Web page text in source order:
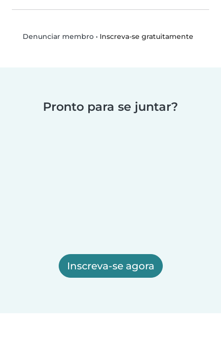
Denunciar membro• Inscreva-se gratuitamente
Pronto para se juntar?
Inscreva-se agora